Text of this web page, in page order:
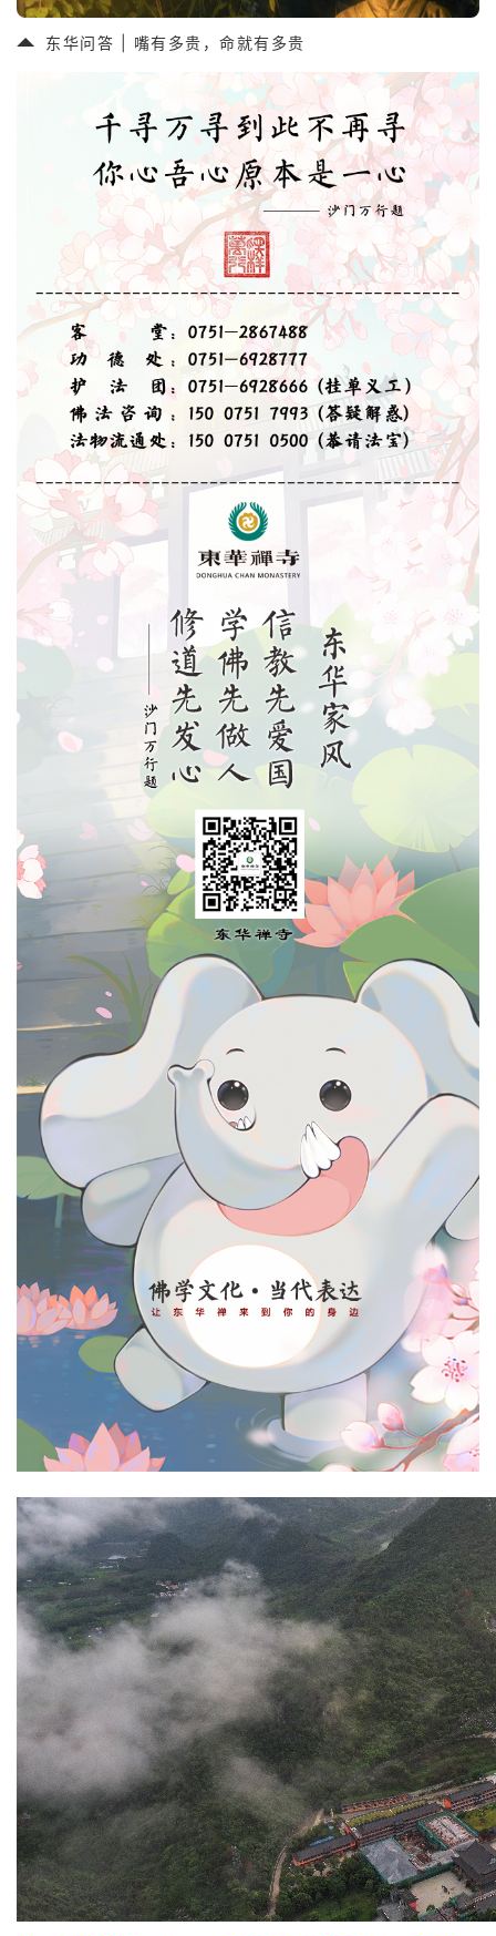
东华问答 | 嘴有多贵，命就有多贵